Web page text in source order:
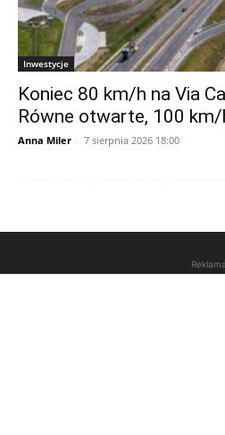
Inwestycje
Koniec 80 km/h na Via
Równe otwarte, 100 km/
Anna Miler - 7 sierpnia 2026 18:00
Reklama